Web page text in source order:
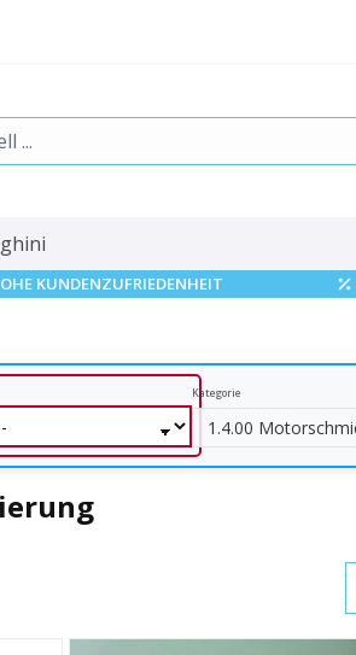
KUNDENZUFRIEDENHEIT
Kategorie